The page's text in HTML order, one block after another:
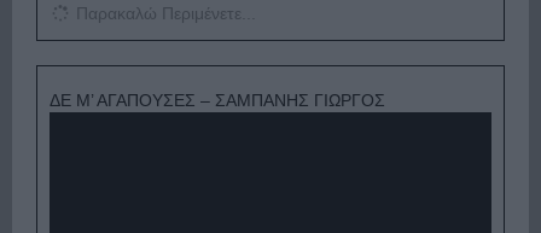
Παρακαλώ Περιμένετε...
ΔΕ Μ’ ΑΓΑΠΟΥΣΕΣ – ΣΑΜΠΑΝΗΣ ΓΙΩΡΓΟΣ